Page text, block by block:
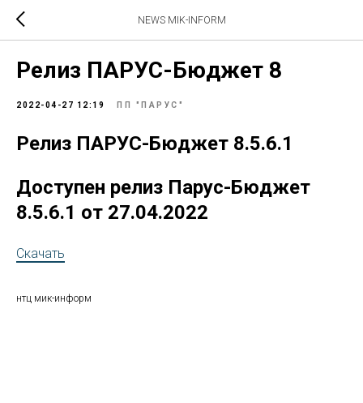
NEWS MIK-INFORM
Релиз ПАРУС-Бюджет 8
2022-04-27 12:19 ПП "ПАРУС"
Релиз ПАРУС-Бюджет 8.5.6.1
Доступен релиз Парус-Бюджет
8.5.6.1 от 27.04.2022
Скачать
нтц мик-информ